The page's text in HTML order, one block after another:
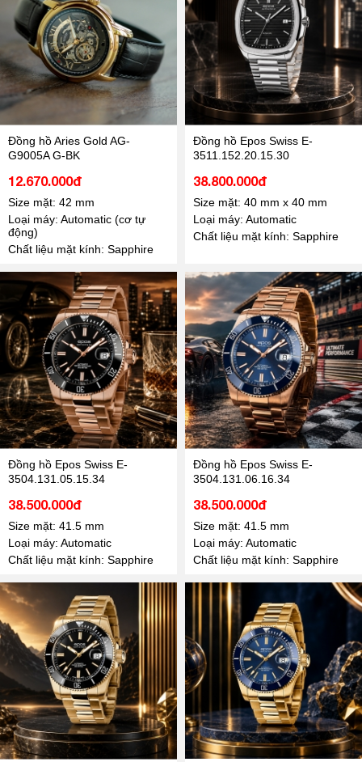
Đồng hồ Aries Gold AG-
G9005A G-BK
12.670.000đ
Size mặt: 42 mm
Loại máy: Automatic (cơ tự
động)
Chất liệu mặt kính: Sapphire
Đồng hồ Epos Swiss E-
3511.152.20.15.30
38.800.000đ
Size mặt: 40 mm x 40 mm
Loại máy: Automatic
Chất liệu mặt kính: Sapphire
Đồng hồ Epos Swiss E-
3504.131.05.15.34
38.500.000đ
Size mặt: 41.5 mm
Loại máy: Automatic
Chất liệu mặt kính: Sapphire
Đồng hồ Epos Swiss E-
3504.131.06.16.34
38.500.000đ
Size mặt: 41.5 mm
Loại máy: Automatic
Chất liệu mặt kính: Sapphire